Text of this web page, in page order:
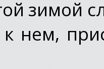
зимой
нем,